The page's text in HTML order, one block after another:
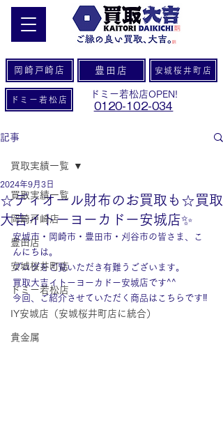
岡崎戸崎店 豊田店 安城桜井町店
ドミー若松店
ドミー若松店OPEN!
0120-102-034
記事
買取実績一覧
岡崎戸崎店
豊田店
安城桜井町店
ドミー若松店
IY安城店（安城桜井町店に統合）
貴金属
買取実績一覧
☆ディオール財布のお買取も☆買取
大吉イトーヨーカドー安城店✨
2024年9月3日
安城市・岡崎市・豊田市・刈谷市の皆さま、こ
んにちは。
ブログをご覧いただき有難うございます。
買取大吉イトーヨーカドー安城店です^^
今回、ご紹介させていただく商品はこちらです‼